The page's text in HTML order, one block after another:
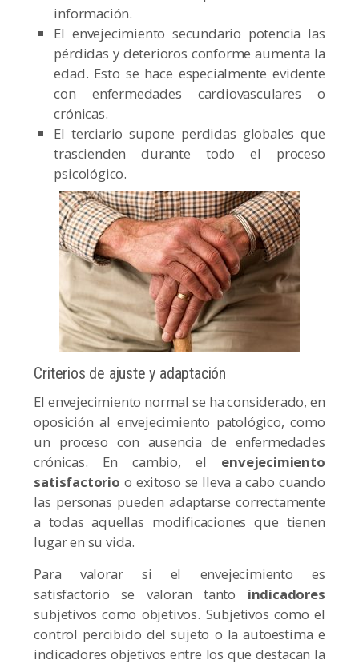
información.
El envejecimiento secundario potencia las
pérdidas y deterioros conforme aumenta la
edad. Esto se hace especialmente evidente
con enfermedades cardiovasculares o
crónicas.
El terciario supone perdidas globales que
trascienden durante todo el proceso
psicológico.
Criterios de ajuste y adaptación
El envejecimiento normal se ha considerado, en
oposición al envejecimiento patológico, como
un proceso con ausencia de enfermedades
crónicas. En cambio, el envejecimiento
satisfactorio o exitoso se lleva a cabo cuando
las personas pueden adaptarse correctamente
a todas aquellas modificaciones que tienen
lugar en su vida.
Para valorar si el envejecimiento es
satisfactorio se valoran tanto indicadores
subjetivos como objetivos. Subjetivos como el
control percibido del sujeto o la autoestima e
indicadores objetivos entre los que destacan la